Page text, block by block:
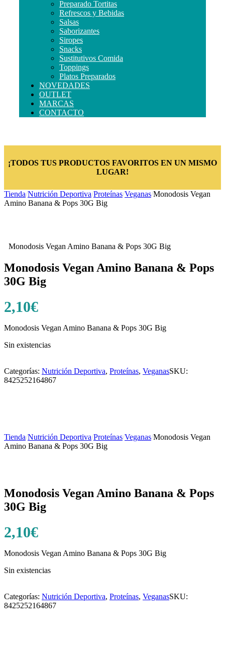
Preparado Tortitas
Refrescos y Bebidas
Salsas
Saborizantes
Siropes
Snacks
Sustitutivos Comida
Toppings
Platos Preparados
NOVEDADES
OUTLET
MARCAS
CONTACTO
¡TODOS TUS PRODUCTOS FAVORITOS EN UN MISMO
LUGAR!
Tienda/Nutrición Deportiva/Proteínas/Veganas/Monodosis Vegan
Amino Banana & Pops 30G Big
Monodosis Vegan Amino Banana & Pops 30G Big
Monodosis Vegan Amino Banana & Pops
30G Big
2,10€
Monodosis Vegan Amino Banana & Pops 30G Big
Sin existencias
Categorías: Nutrición Deportiva, Proteínas, VeganasSKU:
8425252164867
Tienda/Nutrición Deportiva/Proteínas/Veganas/Monodosis Vegan
Amino Banana & Pops 30G Big
Monodosis Vegan Amino Banana & Pops
30G Big
2,10€
Monodosis Vegan Amino Banana & Pops 30G Big
Sin existencias
Categorías: Nutrición Deportiva, Proteínas, VeganasSKU:
8425252164867